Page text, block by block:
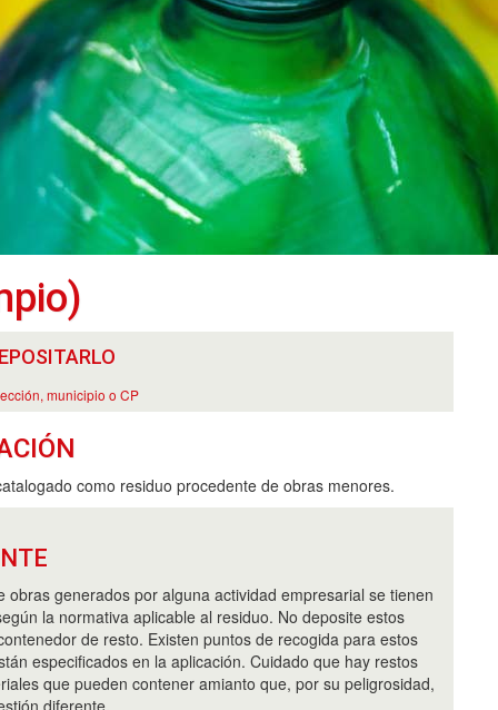
municipio o CP
como residuo procedente de obras menores.
obras generados por alguna actividad empresarial se tienen
la normativa aplicable al residuo. No deposite estos
de resto. Existen puntos de recogida para estos
especificados en la aplicación. Cuidado que hay restos
que pueden contener amianto que, por su peligrosidad,
diferente.